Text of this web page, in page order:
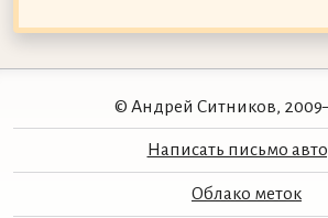
© Андрей Ситников,
Написать письмо
Облако меток